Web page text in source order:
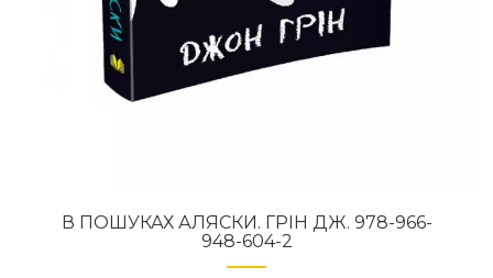
В ПОШУКАХ АЛЯСКИ. ГРІН ДЖ. 978-966-
948-604-2